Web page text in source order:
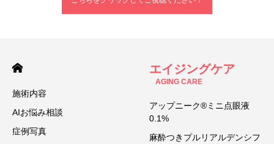
施術内容
AIお悩み相談
症例写真
エイジングケア
AGING CARE
アップニーク®ミニ点眼液
0.1%
麻酔つきプルリアルデンシフ